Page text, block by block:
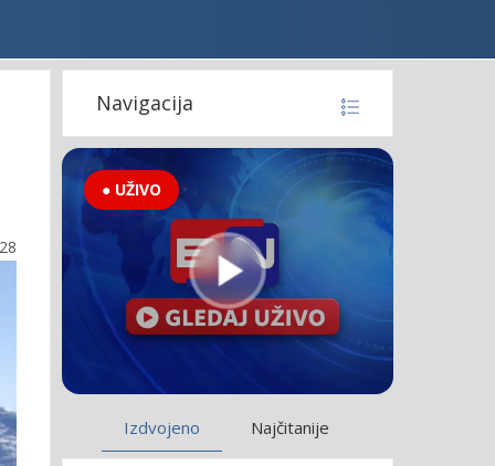
Navigacija
● UŽIVO
Izdvojeno Najčitanije